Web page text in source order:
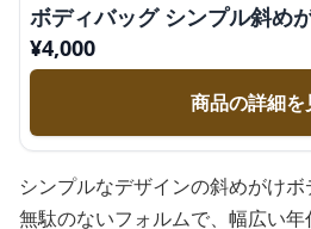
ボディバッグ シンプル斜め
¥4,000
商品の詳細を
シンプルなデザインの斜めがけボ
無駄のないフォルムで、幅広い